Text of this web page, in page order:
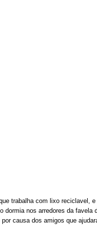
trabalha com lixo reciclavel,
dormia nos arredores da favela
causa dos amigos que